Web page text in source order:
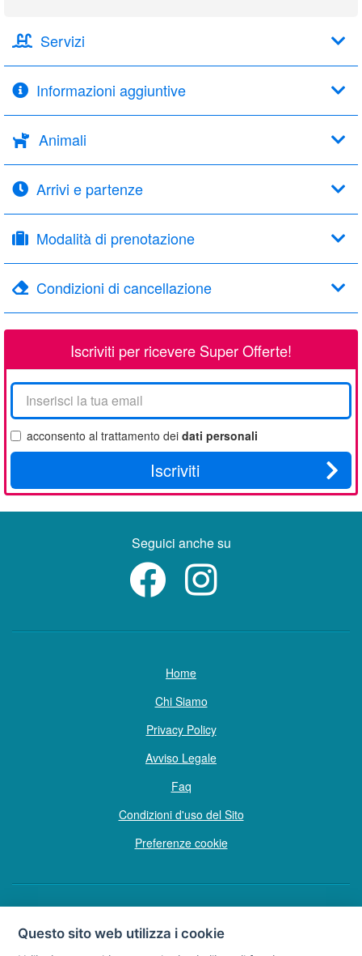
Servizi
Informazioni aggiuntive
Animali
Arrivi e partenze
Modalità di prenotazione
Condizioni di cancellazione
Iscriviti per ricevere Super Offerte!
La
tua
email
acconsento al trattamento dei dati personali
Iscriviti
Seguici anche su
Home
Chi Siamo
Privacy Policy
Avviso Legale
Faq
Condizioni d'uso del Sito
Preferenze cookie
Copyright © Tutti i diritti sono riservati
Questo sito web utilizza i cookie